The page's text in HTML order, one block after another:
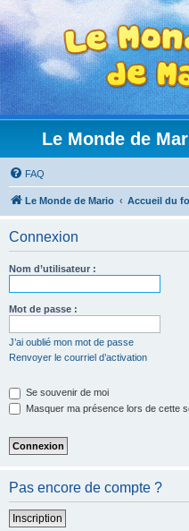
Le Monde de
FAQ
Le Monde de Mario Accueil du
Connexion
Nom d’utilisateur :
Mot de passe :
J’ai oublié mon mot de passe
Renvoyer le courriel d’activation
Se souvenir de moi
Masquer ma présence lors de cette
Pas encore de compte ?
Inscription